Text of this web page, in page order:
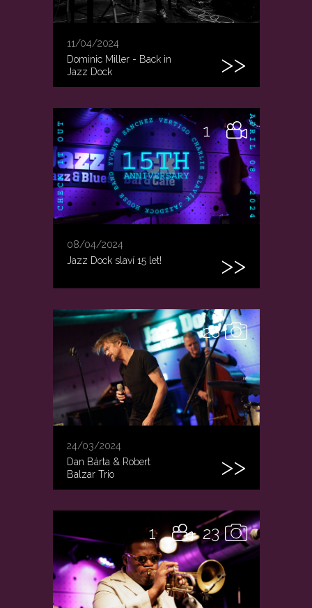
11/04/2024
Dominic Miller - Back in
Jazz Dock
1
08/04/2024
Jazz Dock slaví 15 let!
28
24/03/2024
Dan Bárta & Robert
Balzar Trio
23
1